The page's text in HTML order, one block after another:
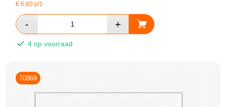
€6,60 p/1
4 op voorraad
70869